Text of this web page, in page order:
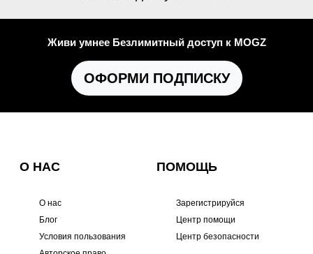
Живи умнее Безлимитный доступ к MOGZ
ОФОРМИ ПОДПИСКУ
О НАС
О нас
Блог
Условия пользования
ПОМОЩЬ
Зарегистрируйся
Центр помощи
Центр безопасности